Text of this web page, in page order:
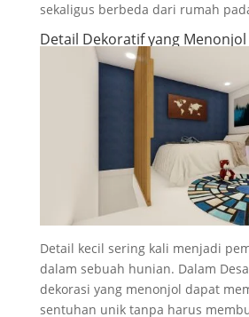
sekaligus berbeda dari rumah
Detail Dekoratif yang Menonjol
Detail kecil sering kali menjadi
dalam sebuah hunian. Dalam
dekorasi yang menonjol dapat
sentuhan unik tanpa harus